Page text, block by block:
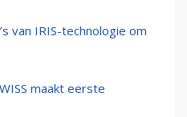
van IRIS-technologie om
maakt eerste